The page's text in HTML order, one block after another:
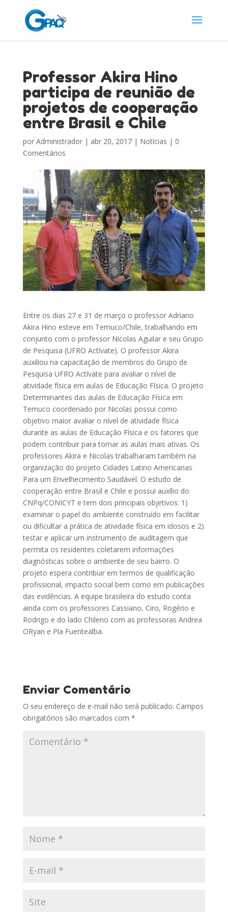
Professor Akira Hino
participa de reunião de
projetos de cooperação
entre Brasil e Chile
por Administrador| abr 20, 2017| Notícias | 0
Comentários
Entre os dias 27 e 31 de março o professor Adriano
Akira Hino esteve em Temuco/Chile, trabalhando em
conjunto com o professor Nicolas Aguilar e seu Grupo
de Pesquisa (UFRO Actívate). O professor Akira
auxiliou na capacitação de membros do Grupo de
Pesquisa UFRO Actívate para avaliar o nível de
atividade física em aulas de Educação Física. O projeto
Determinantes das aulas de Educação Física em
Temuco coordenado por Nicolas possui como
objetivo maior avaliar o nível de atividade física
durante as aulas de Educação Física e os fatores que
podem contribuir para tornar as aulas mais ativas. Os
professores Akira e Nicolas trabalharam também na
organização do projeto Cidades Latino Americanas
Para um Envelhecimento Saudável. O estudo de
cooperação entre Brasil e Chile e possui auxílio do
CNPq/CONICYT e tem dois principais objetivos: 1)
examinar o papel do ambiente construído em facilitar
ou dificultar a prática de atividade física em idosos e 2)
testar e aplicar um instrumento de auditagem que
permita os residentes coletarem informações
diagnósticas sobre o ambiente de seu bairro. O
projeto espera contribuir em termos de qualificação
profissional, impacto social bem como em publicações
das evidências. A equipe brasileira do estudo conta
ainda com os professores Cassiano, Ciro, Rogério e
Rodrigo e do lado Chileno com as professoras Andrea
ORyan e Pía Fuentealba.
Enviar Comentário
O seu endereço de e-mail não será publicado. Campos
obrigatórios são marcados com *